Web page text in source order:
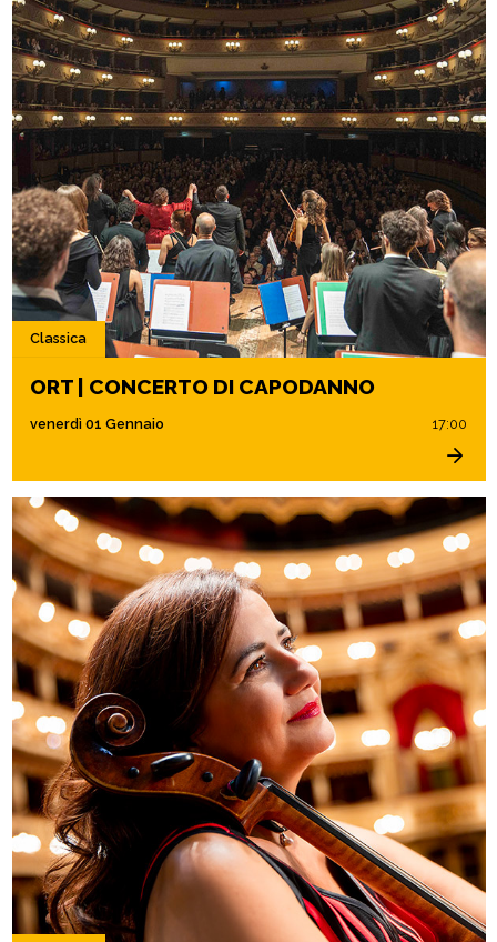
Classica
ORT | CONCERTO DI CAPODANNO
venerdì 01 Gennaio 17:00